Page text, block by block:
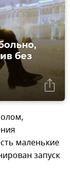
без
маленькие
запуск